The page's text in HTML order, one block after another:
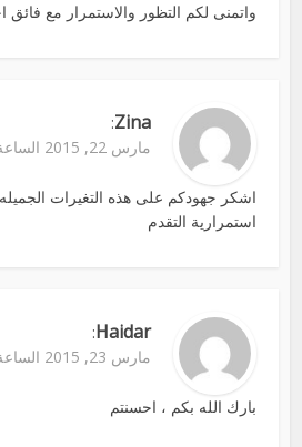
واتمنى لكم التظور والاستمرار مع فائق
Zina
:
مارس 22, 2015 الساعة 10:55 م
اشكر جهودكم على هذه التغيرات
استمرارية التقدم
Haidar
:
مارس 23, 2015 الساعة 12:17 م
بارك الله بكم ، احسنتم